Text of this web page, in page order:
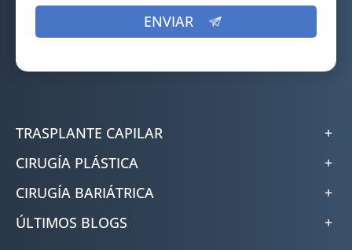
TRASPLANTE CAPILAR
CIRUGÍA PLÁSTICA
CIRUGÍA BARIÁTRICA
ÚLTIMOS BLOGS